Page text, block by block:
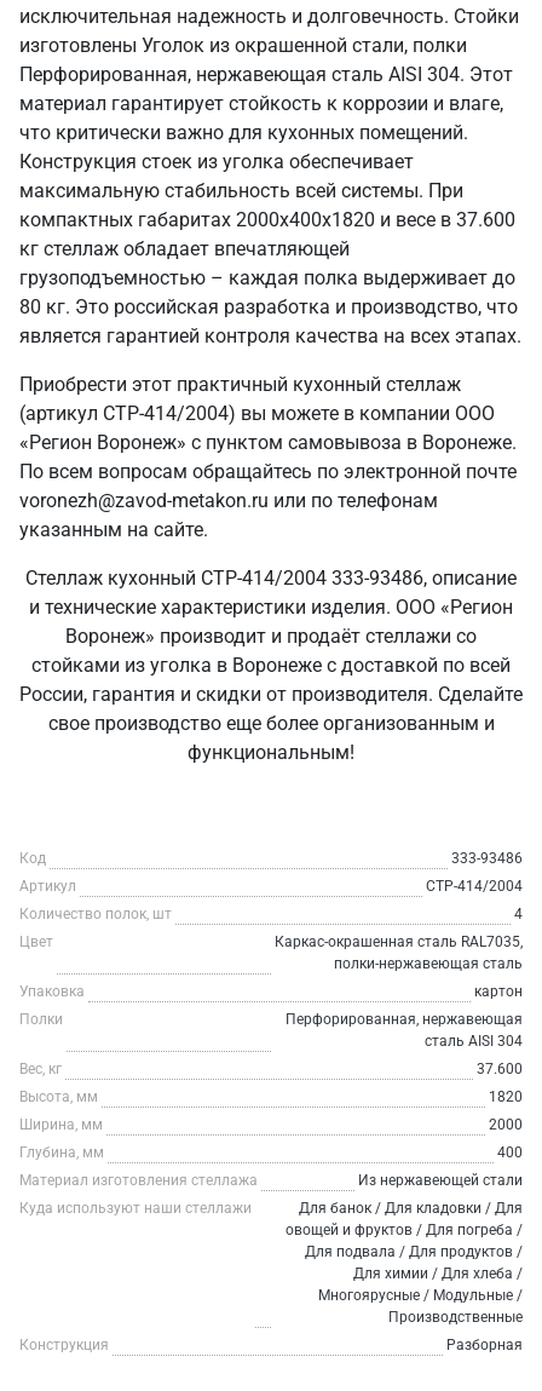
исключительная надежность и долговечность. Стойки
изготовлены Уголок из окрашенной стали, полки
Перфорированная, нержавеющая сталь AISI 304. Этот
материал гарантирует стойкость к коррозии и влаге,
что критически важно для кухонных помещений.
Конструкция стоек из уголка обеспечивает
максимальную стабильность всей системы. При
компактных габаритах 2000х400х1820 и весе в 37.600
кг стеллаж обладает впечатляющей
грузоподъемностью – каждая полка выдерживает до
80 кг. Это российская разработка и производство, что
является гарантией контроля качества на всех этапах.
Приобрести этот практичный кухонный стеллаж
(артикул СТР-414/2004) вы можете в компании ООО
«Регион Воронеж» с пунктом самовывоза в Воронеже.
По всем вопросам обращайтесь по электронной почте
voronezh@zavod-metakon.ru или по телефонам
указанным на сайте.
Стеллаж кухонный СТР-414/2004 333-93486, описание
и технические характеристики изделия. ООО «Регион
Воронеж» производит и продаёт стеллажи со
стойками из уголка в Воронеже с доставкой по всей
России, гарантия и скидки от производителя. Сделайте
свое производство еще более организованным и
функциональным!
Код
333-93486
Артикул
СТР-414/2004
Количество полок, шт
4
Цвет
Каркас-окрашенная сталь RAL7035,
полки-нержавеющая сталь
Упаковка
картон
Полки
Перфорированная, нержавеющая
сталь AISI 304
Вес, кг
37.600
Высота, мм
1820
Ширина, мм
2000
Глубина, мм
400
Материал изготовления стеллажа
Из нержавеющей стали
Куда используют наши стеллажи
Для банок / Для кладовки / Для
овощей и фруктов / Для погреба /
Для подвала / Для продуктов /
Для химии / Для хлеба /
Многоярусные / Модульные /
Производственные
Конструкция
Разборная